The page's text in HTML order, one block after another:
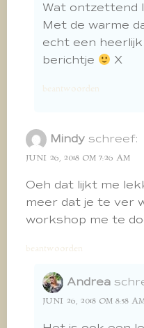
Wat ontzettend
Met de warme
echt een
berichtje
X
beantwoorden
Mindy schreef:
JUNI 26, 2018 OM 7:26 AM
Oeh dat lijkt me
meer dat je te ver
workshop me te
beantwoorden
Andrea
JUNI 26, 2018 OM 8:58